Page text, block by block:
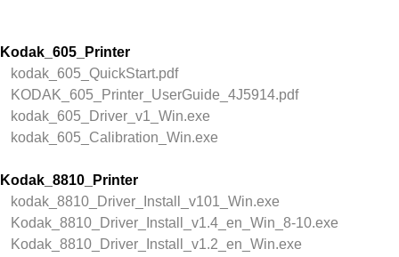
Kodak_605_Printer
kodak_605_QuickStart.pdf
KODAK_605_Printer_UserGuide_4J5914.pdf
kodak_605_Driver_v1_Win.exe
kodak_605_Calibration_Win.exe
Kodak_8810_Printer
kodak_8810_Driver_Install_v101_Win.exe
Kodak_8810_Driver_Install_v1.4_en_Win_8-10.exe
Kodak_8810_Driver_Install_v1.2_en_Win.exe